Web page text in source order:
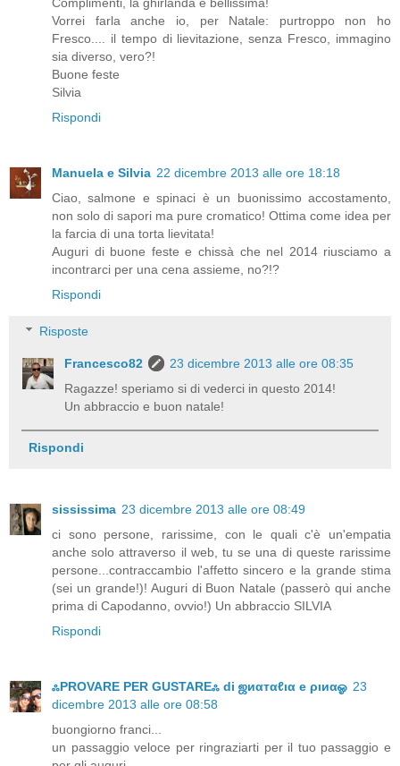
Vorrei farla anche io, per Natale: purtroppo non ho
Fresco.... il tempo di lievitazione, senza Fresco, immagino
sia diverso, vero?!
Buone feste
Silvia
Rispondi
Manuela e Silvia 22 dicembre 2013 alle ore 18:18
Ciao, salmone e spinaci è un buonissimo accostamento,
non solo di sapori ma pure cromatico! Ottima come idea per
la farcia di una torta lievitata!
Auguri di buone feste e chissà che nel 2014 riusciamo a
incontrarci per una cena assieme, no?!?
Rispondi
Risposte
Francesco82
23 dicembre 2013 alle ore 08:35
Ragazze! speriamo si di vederci in questo 2014!
Un abbraccio e buon natale!
Rispondi
sississima 23 dicembre 2013 alle ore 08:49
ci sono persone, rarissime, con le quali c'è un'empatia
anche solo attraverso il web, tu se una di queste rarissime
persone...contraccambio l'affetto sincero e la grande stima
(sei un grande!)! Auguri di Buon Natale (passerò qui anche
prima di Capodanno, ovvio!) Un abbraccio SILVIA
Rispondi
ஃPROVARE PER GUSTAREஃ di ஜиαтαℓια e ριиαஓ 23
dicembre 2013 alle ore 08:58
buongiorno franci...
un passaggio veloce per ringraziarti per il tuo passaggio e